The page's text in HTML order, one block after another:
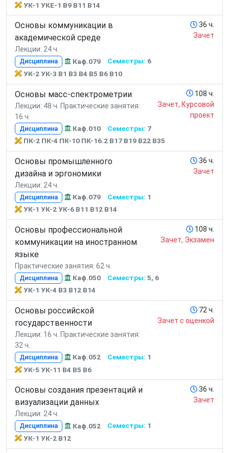
УК-1 УКЕ-1 В9 В11 В14
Основы коммуникации в
академической среде
Лекции: 24 ч.
36 ч.
Зачет
Дисциплина Каф.079 Семестры: 6
УК-2 УК-3 В1 В3 В4 В5 В6 В10
Основы масс-спектрометрии
Лекции: 48 ч. Практические занятия:
16 ч.
108 ч.
Зачет, Курсовой
проект
Дисциплина Каф.010 Семестры: 7
ПК-2 ПК-4 ПК-10 ПК-16.2 В17 В19 В22 В35
Основы промышленного
дизайна и эргономики
Лекции: 24 ч.
36 ч.
Зачет
Дисциплина Каф.079 Семестры: 1
УК-1 УК-2 УК-6 В11 В12 В14
Основы профессиональной
коммуникации на иностранном
языке
Практические занятия: 62 ч.
108 ч.
Зачет, Экзамен
Дисциплина Каф.050 Семестры: 5, 6
УК-1 УК-4 В3 В12 В14
Основы российской
государственности
Лекции: 16 ч. Практические занятия:
32 ч.
72 ч.
Зачет с оценкой
Дисциплина Каф.052 Семестры: 1
УК-5 УК-11 В4 В5 В6
Основы создания презентаций и
визуализации данных
Лекции: 24 ч.
36 ч.
Зачет
Дисциплина Каф.052 Семестры: 1
УК-1 УК-2 В12